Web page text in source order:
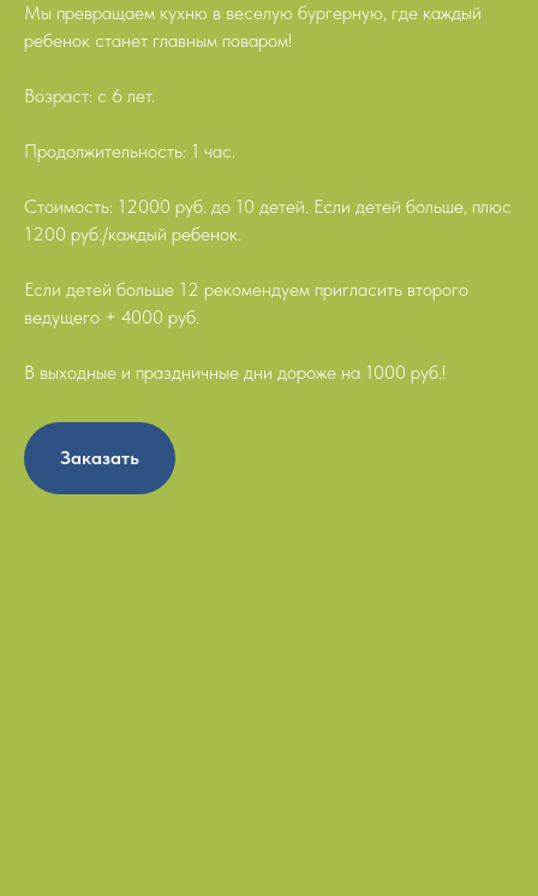
Мы превращаем кухню в веселую бургерную, где каждый
ребенок станет главным поваром!
Возраст: с 6 лет.
Продолжительность: 1 час.
Стоимость: 12000 руб. до 10 детей. Если детей больше, плюс
1200 руб./каждый ребенок.
Если детей больше 12 рекомендуем пригласить второго
ведущего + 4000 руб.
В выходные и праздничные дни дороже на 1000 руб.!
Заказать